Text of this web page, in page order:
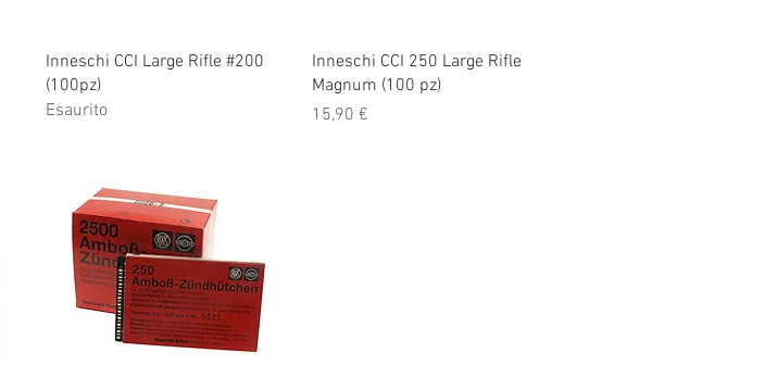
Vista rapida
Inneschi CCI Large Rifle #200
(100pz)
Esaurito
Vista rapida
Inneschi CCI 250 Large Rifle
Magnum (100 pz)
Prezzo
15,90 €